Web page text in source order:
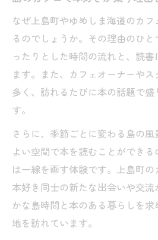
なぜ上島町やゆめしま海道のカ
るのでしょうか。その理由のひ
ったりとした時間の流れと、読
ます。また、カフェオーナーや
多く、訪れるたびに本の話題で
す。
さらに、季節ごとに変わる島の
よい空間で本を読むことができ
は一線を画す体験です。上島町の
本好き同士の新たな出会いや交
かな島時間と本のある暮らしを
地を訪れています。